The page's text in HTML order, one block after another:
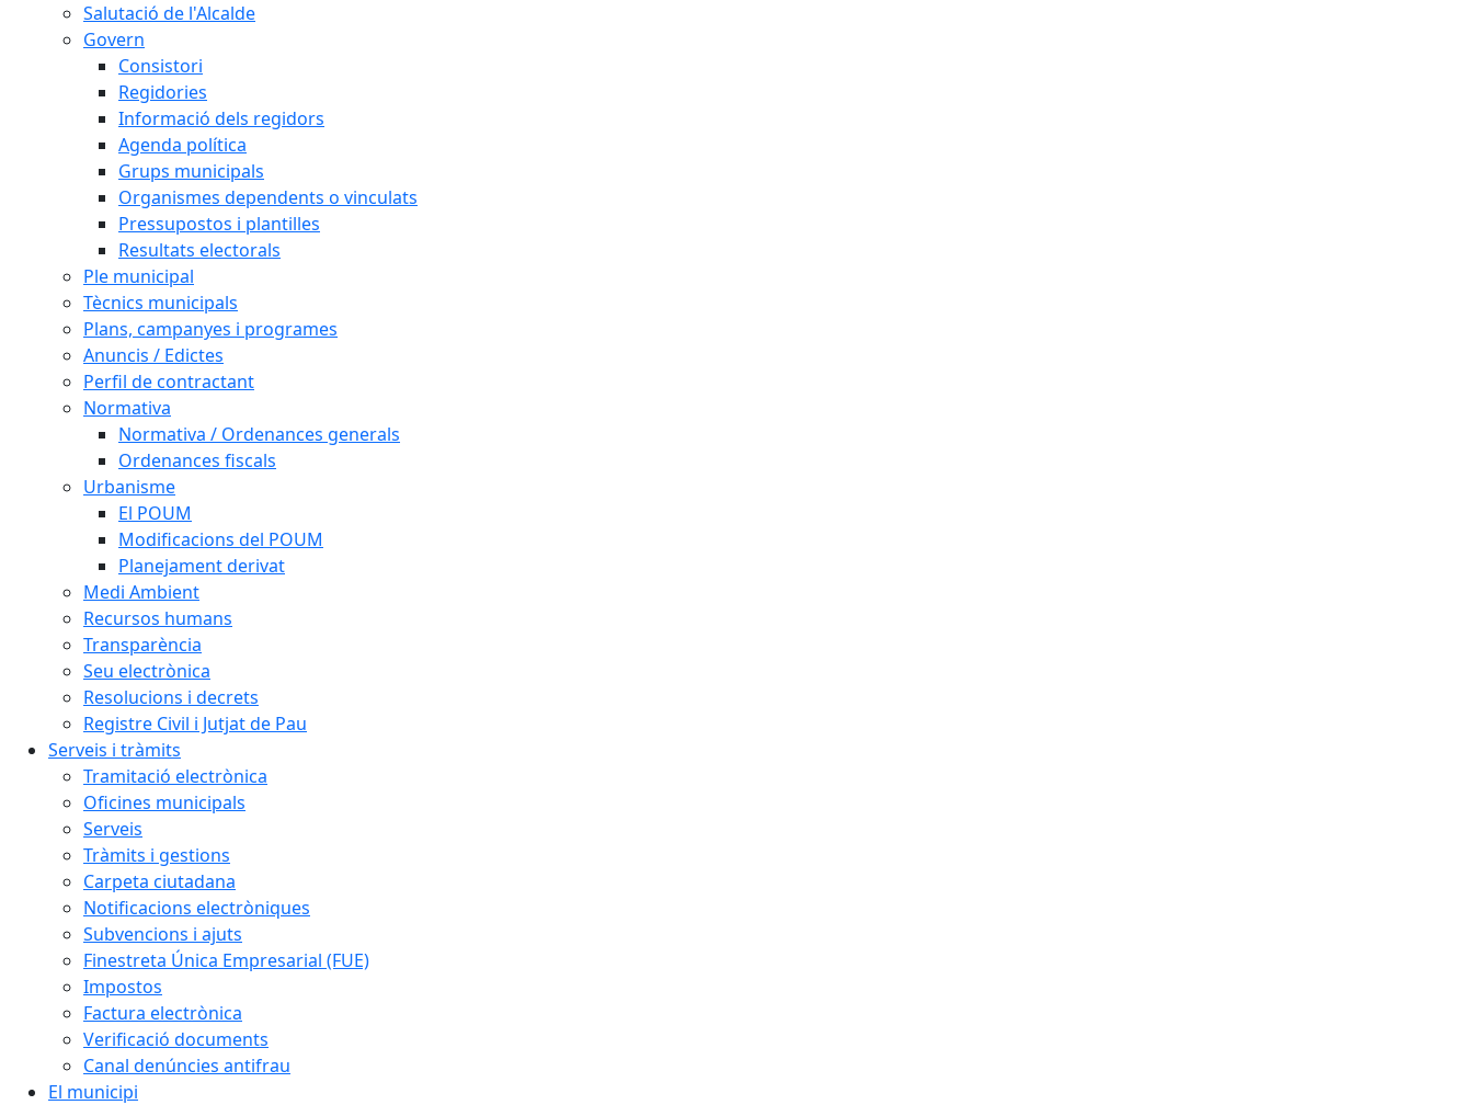
Salutació de l'Alcalde
Govern
Consistori
Regidories
Informació dels regidors
Agenda política
Grups municipals
Organismes dependents o vinculats
Pressupostos i plantilles
Resultats electorals
Ple municipal
Tècnics municipals
Plans, campanyes i programes
Anuncis / Edictes
Perfil de contractant
Normativa
Normativa / Ordenances generals
Ordenances fiscals
Urbanisme
El POUM
Modificacions del POUM
Planejament derivat
Medi Ambient
Recursos humans
Transparència
Seu electrònica
Resolucions i decrets
Registre Civil i Jutjat de Pau
Serveis i tràmits
Tramitació electrònica
Oficines municipals
Serveis
Tràmits i gestions
Carpeta ciutadana
Notificacions electròniques
Subvencions i ajuts
Finestreta Única Empresarial (FUE)
Impostos
Factura electrònica
Verificació documents
Canal denúncies antifrau
El municipi